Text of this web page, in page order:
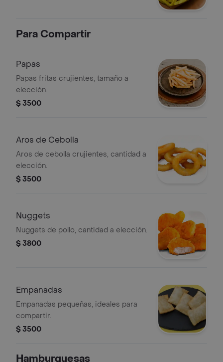
Para Compartir
Papas
Papas fritas crujientes, tamaño a
elección.
$ 3500
Aros de Cebolla
Aros de cebolla crujientes, cantidad a
elección.
$ 3500
Nuggets
Nuggets de pollo, cantidad a elección.
$ 3800
Empanadas
Empanadas pequeñas, ideales para
compartir.
$ 3500
Hamburguesas